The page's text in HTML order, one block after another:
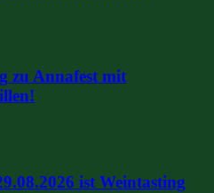
zu Annafest mit
ist Weintasting